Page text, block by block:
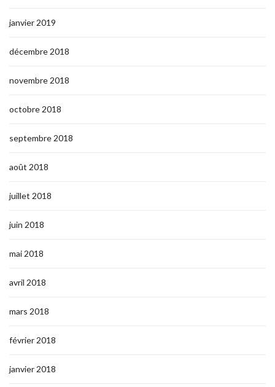
janvier 2019
décembre 2018
novembre 2018
octobre 2018
septembre 2018
août 2018
juillet 2018
juin 2018
mai 2018
avril 2018
mars 2018
février 2018
janvier 2018